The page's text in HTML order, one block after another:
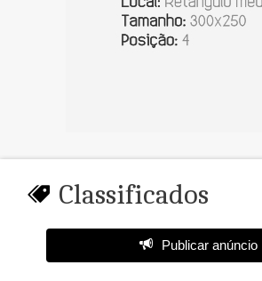
Classificados
Publicar anúncio